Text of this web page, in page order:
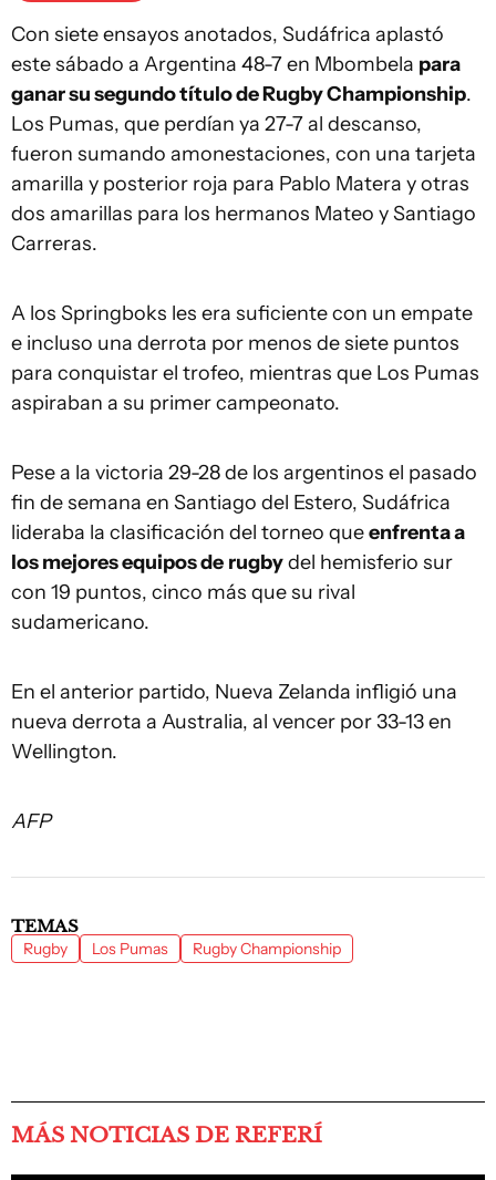
Con siete ensayos anotados, Sudáfrica aplastó
este sábado a Argentina 48-7 en Mbombela para
ganar su segundo título de Rugby Championship.
Los Pumas, que perdían ya 27-7 al descanso,
fueron sumando amonestaciones, con una tarjeta
amarilla y posterior roja para Pablo Matera y otras
dos amarillas para los hermanos Mateo y Santiago
Carreras.
A los Springboks les era suficiente con un empate
e incluso una derrota por menos de siete puntos
para conquistar el trofeo, mientras que Los Pumas
aspiraban a su primer campeonato.
Pese a la victoria 29-28 de los argentinos el pasado
fin de semana en Santiago del Estero, Sudáfrica
lideraba la clasificación del torneo queenfrenta a
los mejores equipos de rugbydel hemisferio sur
con 19 puntos, cinco más que su rival
sudamericano.
En el anterior partido, Nueva Zelanda infligió una
nueva derrota a Australia, al vencer por 33-13 en
Wellington.
AFP
TEMAS
Rugby Los Pumas Rugby Championship
MÁS NOTICIAS DE REFERÍ